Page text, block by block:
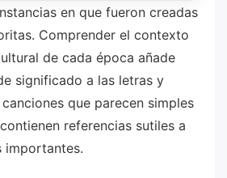
en que fueron creadas
Comprender el contexto
de cada época añade
significado a las letras y
que parecen simples
referencias sutiles a
importantes.